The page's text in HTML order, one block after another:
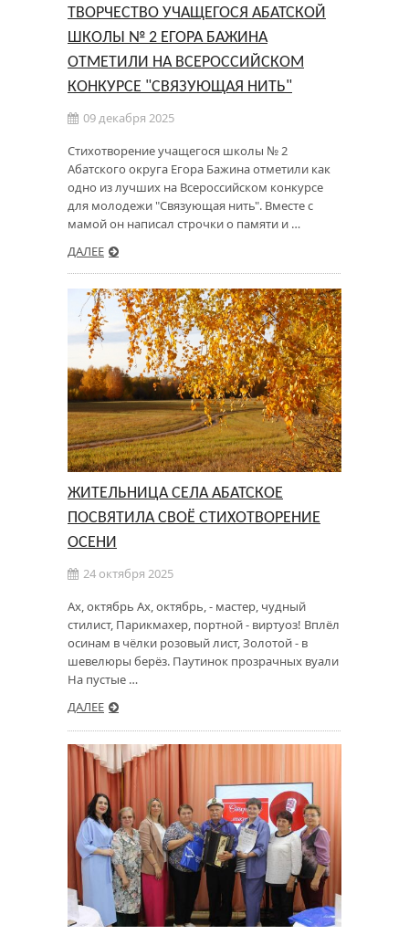
ТВОРЧЕСТВО УЧАЩЕГОСЯ АБАТСКОЙ
ШКОЛЫ № 2 ЕГОРА БАЖИНА
ОТМЕТИЛИ НА ВСЕРОССИЙСКОМ
КОНКУРСЕ "СВЯЗУЮЩАЯ НИТЬ"
09 декабря 2025
Стихотворение учащегося школы № 2
Абатского округа Егора Бажина отметили как
одно из лучших на Всероссийском конкурсе
для молодежи "Связующая нить". Вместе с
мамой он написал строчки о памяти и …
ДАЛЕЕ
ЖИТЕЛЬНИЦА СЕЛА АБАТСКОЕ
ПОСВЯТИЛА СВОЁ СТИХОТВОРЕНИЕ
ОСЕНИ
24 октября 2025
Ах, октябрь Ах, октябрь, - мастер, чудный
стилист, Парикмахер, портной - виртуоз! Вплёл
осинам в чёлки розовый лист, Золотой - в
шевелюры берёз. Паутинок прозрачных вуали
На пустые …
ДАЛЕЕ